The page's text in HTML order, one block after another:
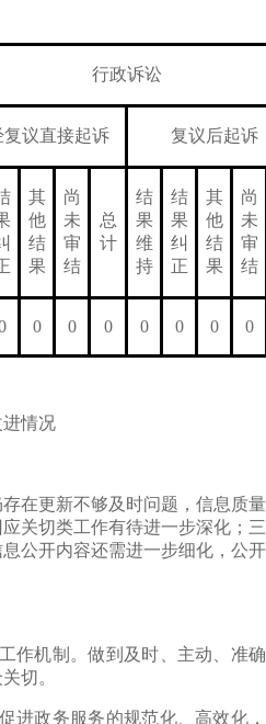
行政诉讼
复议直接起诉 复议后起诉
其
他
结
果
尚
未
审
结
总
计
结
果
维
持
结
果
纠
正
其
他
结
果
尚
未
审
结
0 0 0 0 0 0 0
情况
在更新不够及时问题，信息质量
应关切类工作有待进一步深化；三
公开内容还需进一步细化，公开
机制。做到及时、主动、准确
切。
政务服务的规范化、高效化，